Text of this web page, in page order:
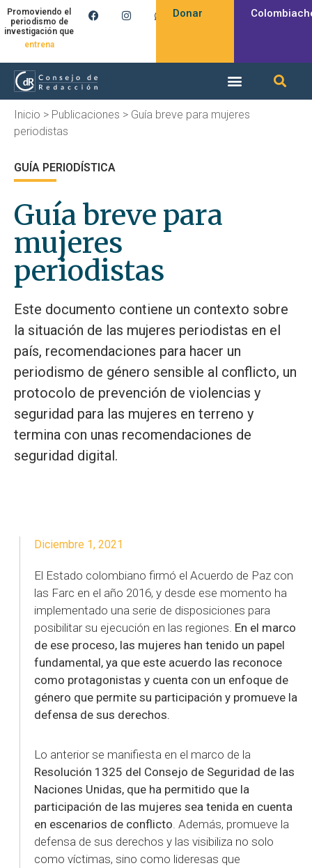
Promoviendo el
periodismo de
investigación que
entrena
Donar
Inicio > Publicaciones > Guía breve para mujeres
periodistas
GUÍA PERIODÍSTICA
Guía breve para
mujeres
periodistas
Este documento contiene un contexto sobre
la situación de las mujeres periodistas en el
país, recomendaciones para hacer un
periodismo de género sensible al conflicto, un
protocolo de prevención de violencias y
seguridad para las mujeres en terreno y
termina con unas recomendaciones de
seguridad digital.
Diciembre 1, 2021
El Estado colombiano firmó el Acuerdo de Paz con
las Farc en el año 2016, y desde ese momento ha
implementado una serie de disposiciones para
posibilitar su ejecución en las regiones. En el marco
de ese proceso, las mujeres han tenido un papel
fundamental, ya que este acuerdo las reconoce
como protagonistas y cuenta con un enfoque de
género que permite su participación y promueve la
defensa de sus derechos.
Lo anterior se manifiesta en el marco de la
Resolución 1325 del Consejo de Seguridad de las
Naciones Unidas, que ha permitido que la
participación de las mujeres sea tenida en cuenta
en escenarios de conflicto . Además, promueve la
defensa de sus derechos y las visibiliza no solo
como víctimas, sino como lideresas que